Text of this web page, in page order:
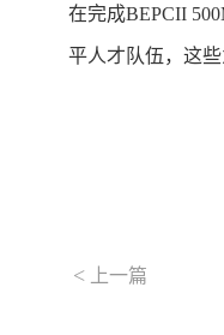
在完成BEPCII
平人才队伍，这
< 上一篇